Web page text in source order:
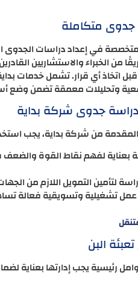
جدوى متكاملة
في إعداد دراسات الجدوى
من الخبراء والاستشاريين
اتخاذ أي قرار. تشمل خدمات
وتحليلات معمقة تضمن
جدوى شركة بداية
من شركة بداية، يجب
بعناية لفهم نقاط القوة
لتأمين التمويل اللازم من
تشغيلية وتسويقية فعالة
البن
رئيسية يجب إدارتها بعناية